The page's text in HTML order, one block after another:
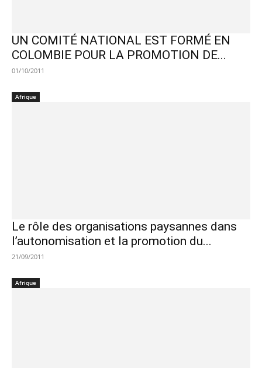
UN COMITÉ NATIONAL EST FORMÉ EN
COLOMBIE POUR LA PROMOTION DE...
01/10/2011
Afrique
Le rôle des organisations paysannes dans
l’autonomisation et la promotion du...
21/09/2011
Afrique